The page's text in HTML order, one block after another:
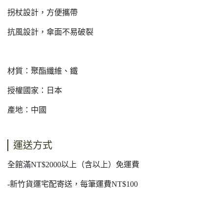
拐杖設計，方便攜帶
抗風設計，傘面不易破裂
材質：聚酯纖維、鐵
授權國家：日本
產地：中國
運送方式
全館滿NT$2000以上（含以上）免運費
-新竹貨運宅配寄送，每筆運費NT$100